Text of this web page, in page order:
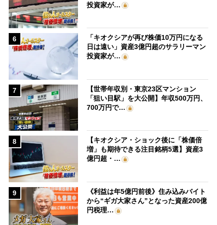
投資家が…
6
「キオクシアが再び株価10万円になる
日は遠い」資産3億円超のサラリーマン
投資家が…
7
【世帯年収別・東京23区マンション
「狙い目駅」を大公開】年収500万円、
700万円で…
8
【キオクシア・ショック後に「株価倍
増」も期待できる注目銘柄5選】資産3
億円超・…
9
《利益は年5億円前後》住み込みバイト
から“ギガ大家さん”となった資産200億
円税理…